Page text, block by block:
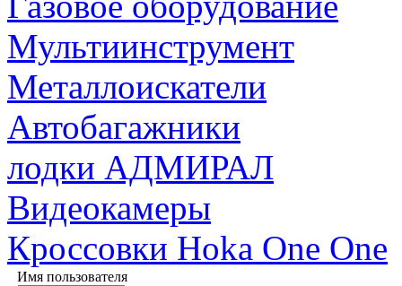
Мультиинструмент
Металлоискатели
Автобагажники
лодки АДМИРАЛ
Видеокамеры
Кроссовки Hoka One One
Имя пользователя